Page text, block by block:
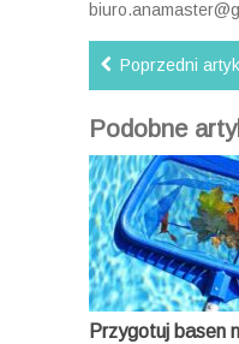
Poprzedni
Podobne
Przygotuj basen